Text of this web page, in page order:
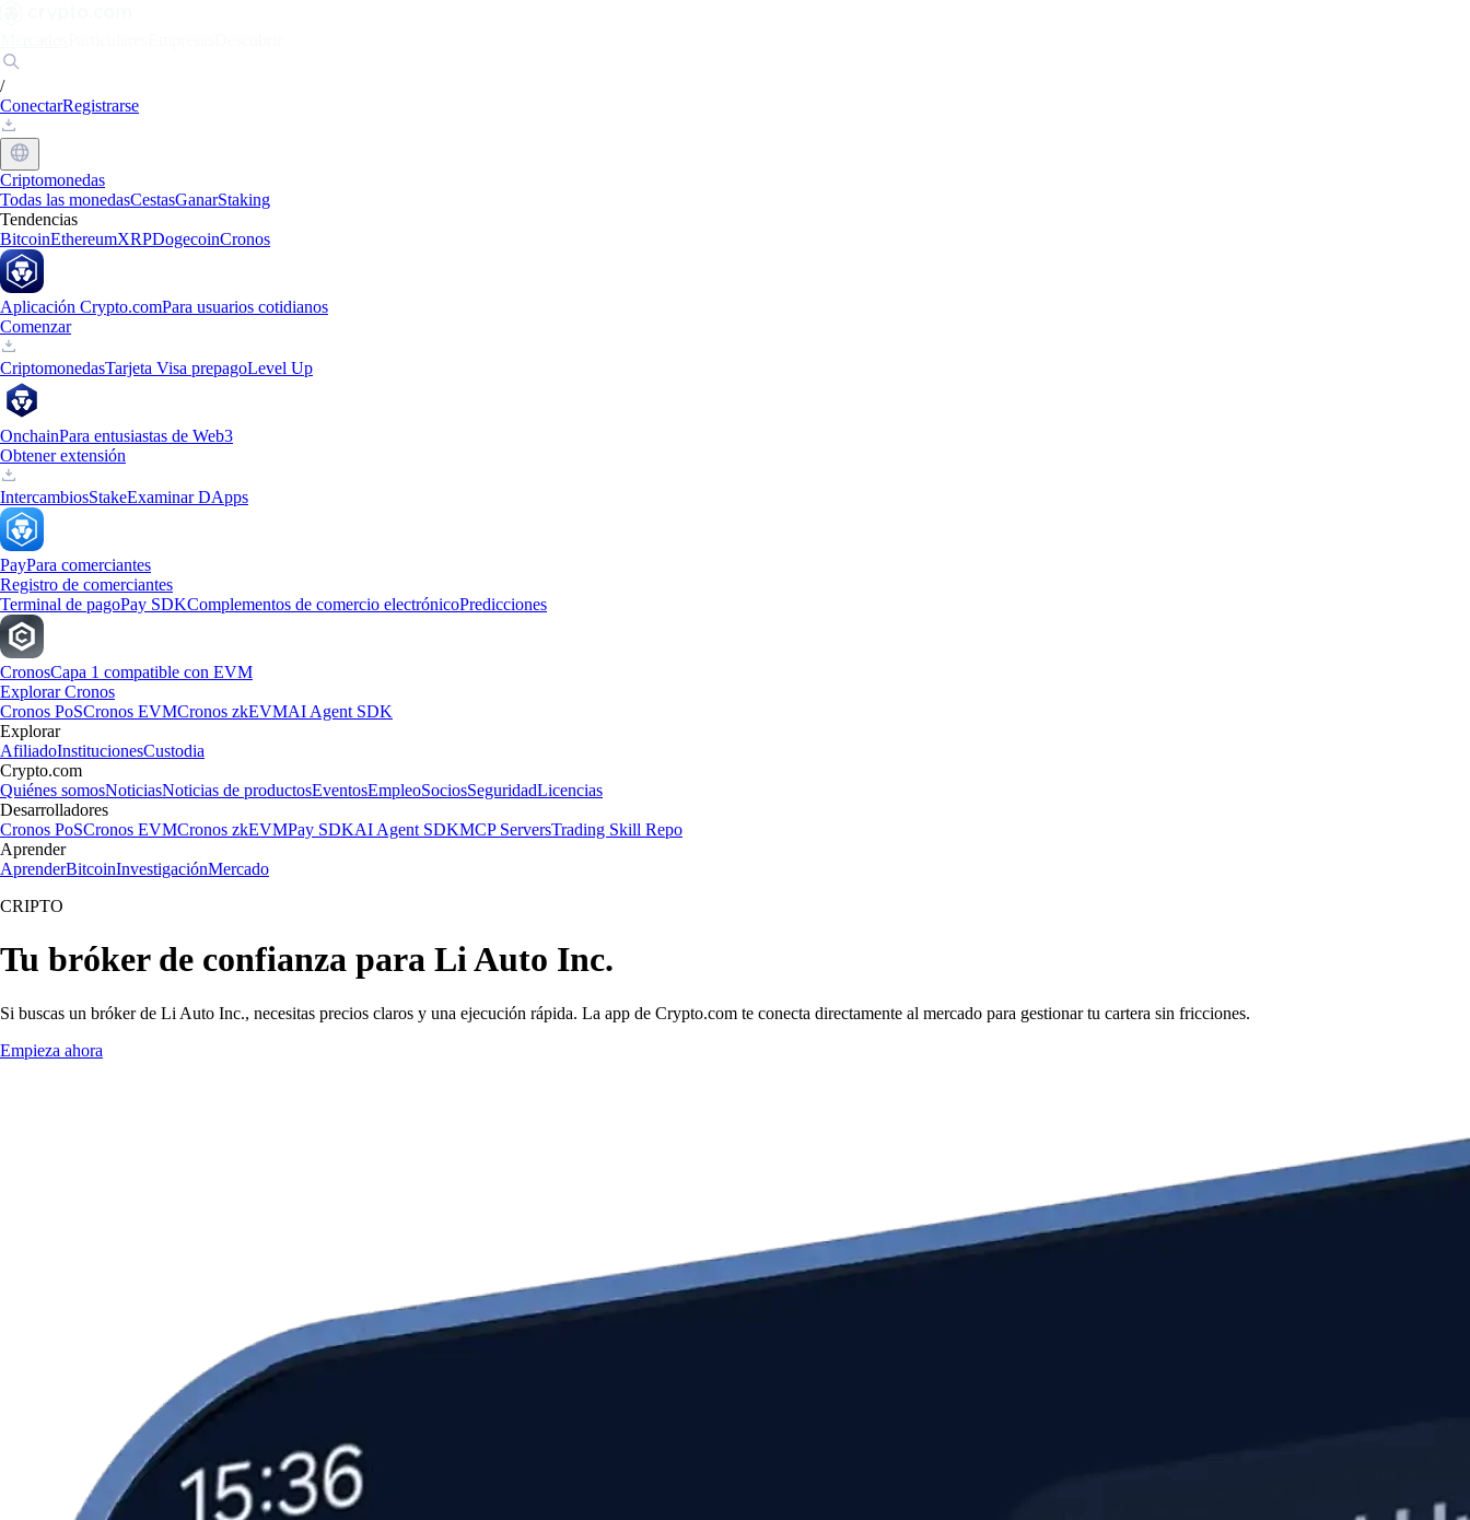
/
ConectarRegistrarse
Criptomonedas
Todas las monedasCestasGanarStaking
Tendencias
BitcoinEthereumXRPDogecoinCronos
Aplicación Crypto.comPara usuarios cotidianos
Comenzar
CriptomonedasTarjeta Visa prepagoLevel Up
OnchainPara entusiastas de Web3
Obtener extensión
IntercambiosStakeExaminar DApps
PayPara comerciantes
Registro de comerciantes
Terminal de pagoPay SDKComplementos de comercio electrónicoPredicciones
CronosCapa 1 compatible con EVM
Explorar Cronos
Cronos PoSCronos EVMCronos zkEVMAI Agent SDK
Explorar
AfiliadoInstitucionesCustodia
Crypto.com
Quiénes somosNoticiasNoticias de productosEventosEmpleoSociosSeguridadLicencias
Desarrolladores
Cronos PoSCronos EVMCronos zkEVMPay SDKAI Agent SDKMCP ServersTrading Skill Repo
Aprender
AprenderBitcoinInvestigaciónMercado
CRIPTO
Tu bróker de confianza para Li Auto Inc.
Si buscas un bróker de Li Auto Inc., necesitas precios claros y una ejecución rápida. La app de Crypto.com te conecta directamente al mercado para gestionar tu cartera sin fricciones.
Empieza ahora